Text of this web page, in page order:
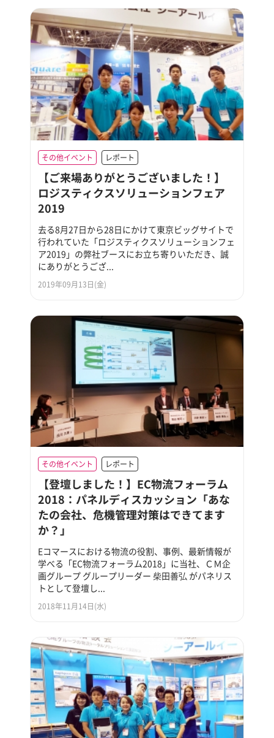
その他イベント レポート
【ご来場ありがとうございました！】
ロジスティクスソリューションフェア
2019
去る8月27日から28日にかけて東京ビッグサイトで
行われていた「ロジスティクスソリューションフェ
ア2019」の弊社ブースにお立ち寄りいただき、誠
にありがとうござ...
2019年09月13日(金)
その他イベント レポート
【登壇しました！】EC物流フォーラム
2018：パネルディスカッション「あな
たの会社、危機管理対策はできてます
か？」
Eコマースにおける物流の役割、事例、最新情報が
学べる「EC物流フォーラム2018」に当社、ＣＭ企
画グループ グループリーダー 柴田善弘 がパネリス
トとして登壇し...
2018年11月14日(水)